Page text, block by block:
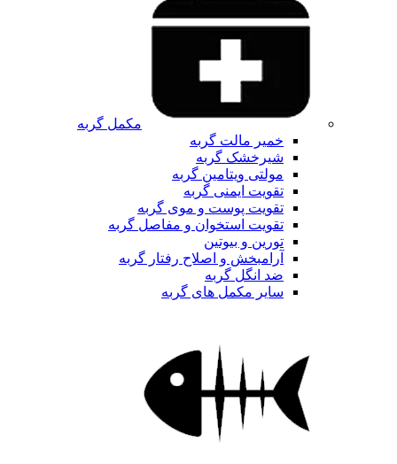
مکمل گربه
خمیر مالت گربه
شیرخشک گربه
مولتی ویتامین گربه
تقویت ایمنی گربه
تقویت پوست و موی گربه
تقویت استخوان و مفاصل گربه
تورین و بیوتین
آرامبخش و اصلاح رفتار گربه
ضد انگل گربه
سایر مکمل های گربه